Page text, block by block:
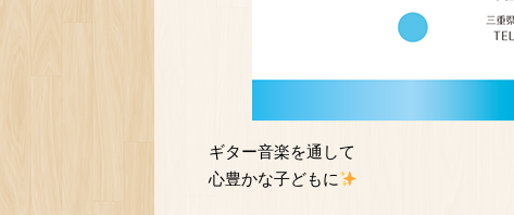
ギター音楽を通して
心豊かな子どもに